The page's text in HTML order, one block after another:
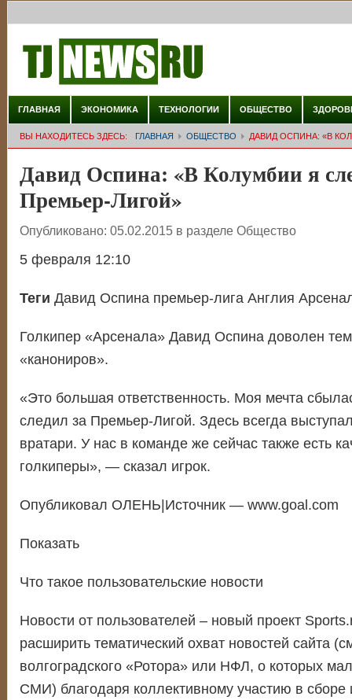
ГЛАВНАЯ ЭКОНОМИКА ТЕХНОЛОГИИ ОБЩЕСТВО
ВЫ НАХОДИТЕСЬ ЗДЕСЬ: ГЛАВНАЯ ОБЩЕСТВО ДАВИД ОСПИНА: «В
Давид Оспина: «В Колумбии я
Премьер-Лигой»
Опубликовано: 05.02.2015 в разделе Общество
5 февраля 12:10
Теги Давид Оспина премьер-лига Англия
Голкипер «Арсенала» Давид Оспина доволен
«канониров».
«Это большая ответственность. Моя мечта
следил за Премьер-Лигой. Здесь всегда
вратари. У нас в команде же сейчас также есть
голкиперы», — сказал игрок.
Опубликовал ОЛЕНЬ|Источник — www.goal.com
Показать
Что такое пользовательские новости
Новости от пользователей – новый проект
расширить тематический охват новостей сайта
волгоградского «Ротора» или НФЛ, о которых
СМИ) благодаря коллективному участию в